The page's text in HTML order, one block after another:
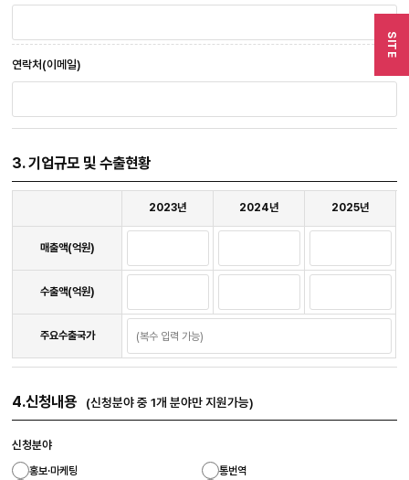
SITE
연락처(이메일)
3. 기업규모 및 수출현황
정
2023년 2024년 2025년
매출액(억원)
수출액(억원)
주요수출국가
4.신청내용 (신청분야 중 1개 분야만 지원가능)
신청분야
홍보·마케팅
통번역